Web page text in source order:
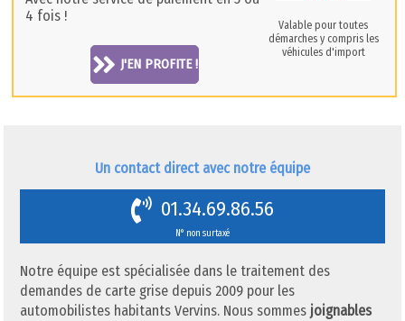
4 fois !
J'EN PROFITE !
Valable pour toutes
démarches y compris les
véhicules d'import
Un contact direct avec notre équipe
01.34.69.86.56
N° non surtaxé
Notre équipe est spécialisée dans le traitement des
demandes de carte grise depuis 2009 pour les
automobilistes habitants Vervins. Nous sommes joignables